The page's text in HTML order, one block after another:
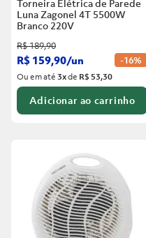
Torneira Elétrica de Parede
Luna Zagonel 4T 5500W
Branco 220V
R$189,90
R$ 159,90/un -16%
Ou em até3xde R$ 53,30
Adicionar ao carrinho